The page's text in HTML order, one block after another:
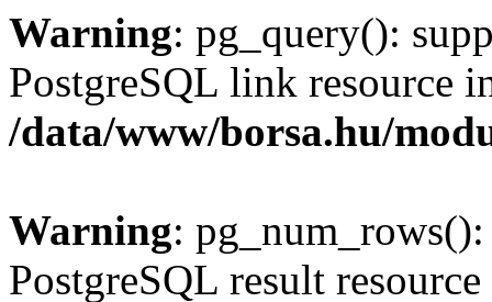
Warning: pg_query():
PostgreSQL link resource
/data/www/borsa.hu/
Warning:
PostgreSQL result